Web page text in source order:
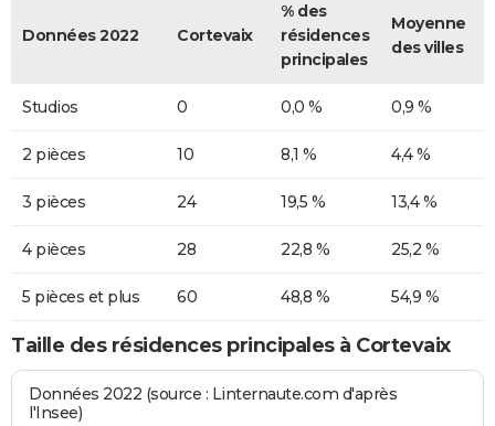
Données 2022 Cortevaix
% des
résidences
principales
Moyenne
des villes
Studios 0 0,0 % 0,9 %
2 pièces 10 8,1 % 4,4 %
3 pièces 24 19,5 % 13,4 %
4 pièces 28 22,8 % 25,2 %
5 pièces et plus 60 48,8 % 54,9 %
Taille des résidences principales à Cortevaix
Données 2022 (source : Linternaute.com d'après
l'Insee)